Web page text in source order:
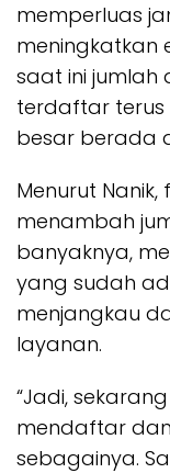
memperluas
meningkatkan
saat ini jumlah
terdaftar
besar berada
Menurut Nanik,
menambah
banyaknya,
yang sudah
menjangkau
layanan.
“Jadi,
mendaftar
sebagainya.